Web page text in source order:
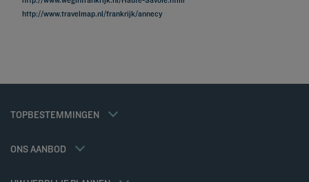
http://www.travelmap.nl/frankrijk/annecy
TOPBESTEMMINGEN
Hotels in Nice
ONS AANBOD
Lid tarief
Juridische kennisgeving
Cookiebeleid